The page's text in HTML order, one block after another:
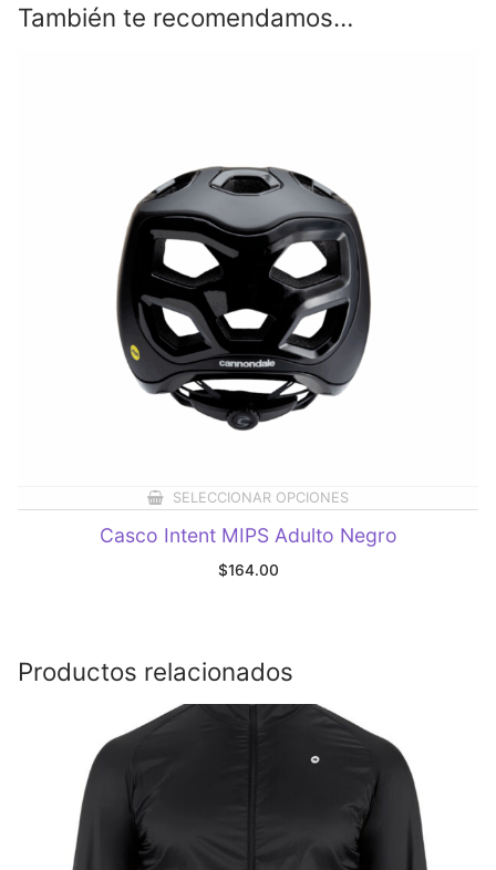
También te recomendamos…
SELECCIONAR OPCIONES
Casco Intent MIPS Adulto Negro
$164.00
Productos relacionados